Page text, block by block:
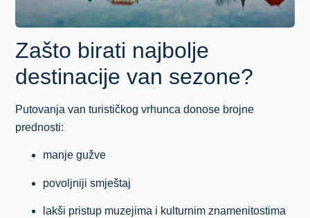
Zašto birati najbolje
destinacije van sezone?
Putovanja van turističkog vrhunca donose brojne
prednosti:
manje gužve
povoljniji smještaj
lakši pristup muzejima i kulturnim znamenitostima